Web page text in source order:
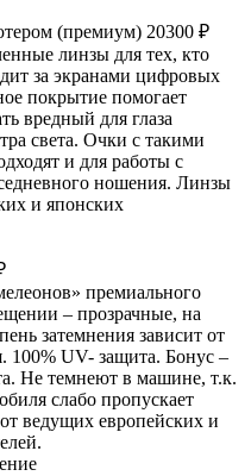
(премиум) 20300 ₽
линзы для тех, кто
за экранами цифровых
покрытие помогает
вредный для глаза
света. Очки с такими
и для работы с
ношения. Линзы
и японских
премиального
– прозрачные, на
затемнения зависит от
100% UV- защита. Бонус –
Не темнеют в машине, т.к.
слабо пропускает
ведущих европейских и